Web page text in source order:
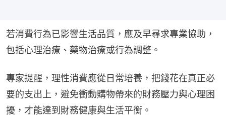
若消費行為已影響生活品質，應及早尋求專業協助，
包括心理治療、藥物治療或行為調整。
專家提醒，理性消費應從日常培養，把錢花在真正必
要的支出上，避免衝動購物帶來的財務壓力與心理困
擾，才能達到財務健康與生活平衡。